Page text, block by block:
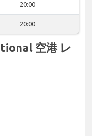
20:00
20:00
空港 レ